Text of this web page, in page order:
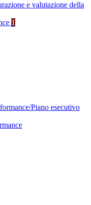
e valutazione della
1
Piano esecutivo